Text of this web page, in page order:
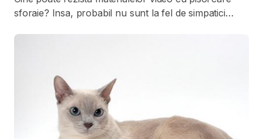
sforaie? Insa, probabil nu sunt la fel de simpatici